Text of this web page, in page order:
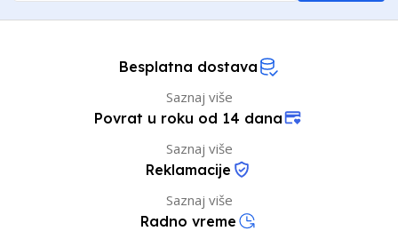
Besplatna dostava
Saznaj više
Povrat u roku od 14 dana
Saznaj više
Reklamacije
Saznaj više
Radno vreme